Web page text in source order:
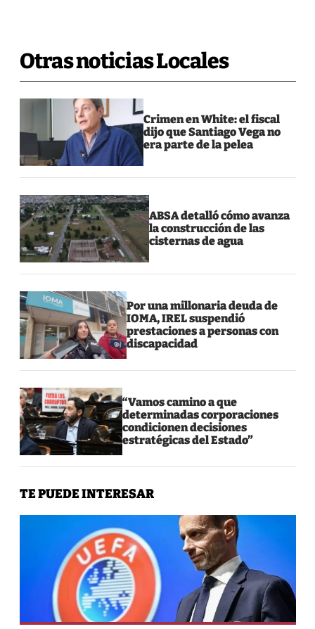
Otras noticias Locales
Crimen en White: el fiscal
dijo que Santiago Vega no
era parte de la pelea
ABSA detalló cómo avanza
la construcción de las
cisternas de agua
Por una millonaria deuda de
IOMA, IREL suspendió
prestaciones a personas con
discapacidad
“Vamos camino a que
determinadas corporaciones
condicionen decisiones
estratégicas del Estado”
TE PUEDE INTERESAR